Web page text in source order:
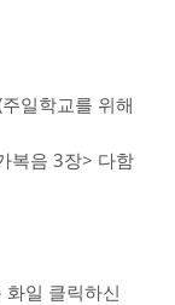
일학교를 위해
복음 3장> 다함
일 클릭하신